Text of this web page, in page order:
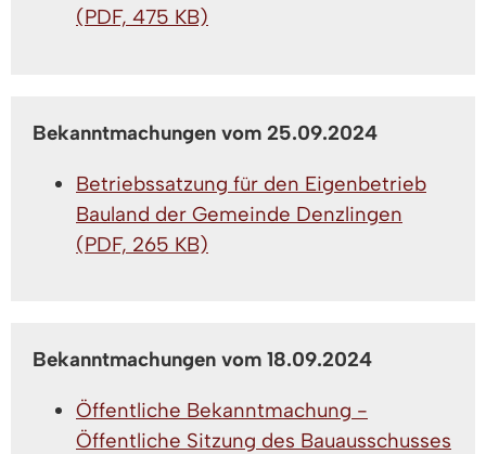
(PDF, 475 KB)
Bekanntmachungen vom 25.09.2024
Betriebssatzung für den Eigenbetrieb
Bauland der Gemeinde Denzlingen
(PDF, 265 KB)
Bekanntmachungen vom 18.09.2024
Öffentliche Bekanntmachung -
Öffentliche Sitzung des Bauausschusses